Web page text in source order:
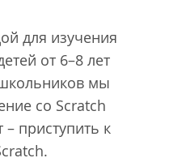
для изучения
от 6–8 лет
мы
со Scratch
– приступить к